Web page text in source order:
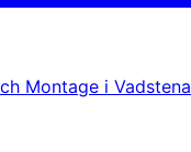
Montage i Vadstena